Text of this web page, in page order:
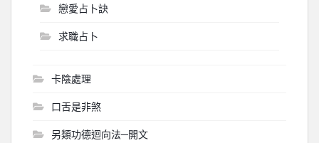
戀愛占卜訣
求職占卜
卡陰處理
口舌是非煞
另類功德迴向法─開文